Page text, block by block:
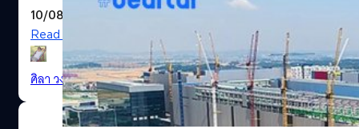
10/08/2020
Read More
ศิลา วงศ์เจริญ| 2189 days ago